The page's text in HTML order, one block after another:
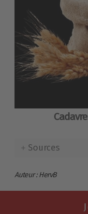
Sources
Auteur : HervB